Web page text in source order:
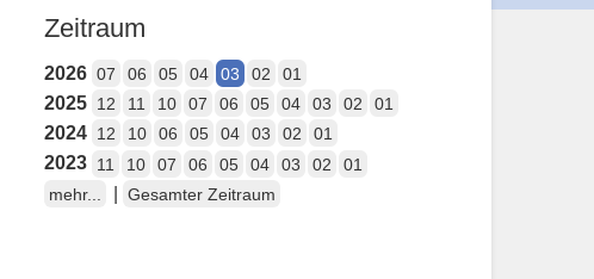
Zeitraum
2026 07 06 05 04 03 02 01
2025 12 11 10 07 06 05 04 03 02 01
2024 12 10 06 05 04 03 02 01
2023 11 10 07 06 05 04 03 02
01
mehr...
Gesamter Zeitraum